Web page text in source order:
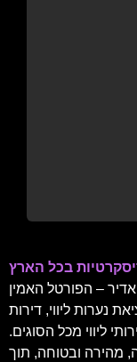
דיסקרטיות בכל הארץ
– הפורטל האמין
נערות ליווי, דירות
ליווי מכל הסוגים.
מהירה ובטוחה, תוך